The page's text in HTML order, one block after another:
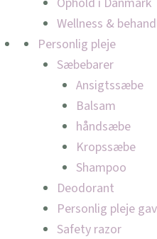
Wellness &
Personlig pleje
Sæbebarer
Ansigtssæbe
Balsam
håndsæbe
Kropssæbe
Shampoo
Deodorant
Personlig pleje
Safety razor